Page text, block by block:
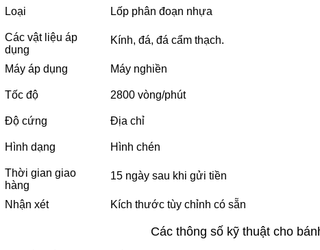
Loại Lốp phân đoạn nhựa
Các vật liệu áp
dụng
Kính, đá, đá cẩm thạch.
Máy áp dụng Máy nghiền
Tốc độ 2800 vòng/phút
Độ cứng Địa chỉ
Hình dạng Hình chén
Thời gian giao
hàng
15 ngày sau khi gửi tiền
Nhận xét Kích thước tùy chỉnh có sẵn
Các thông số kỹ thuật cho